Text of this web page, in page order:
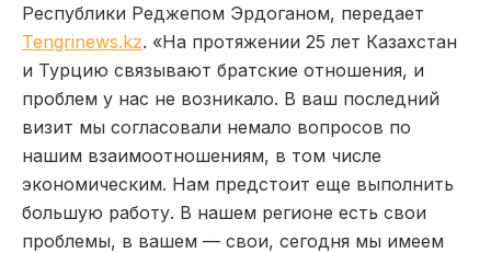
Республики Реджепом Эрдоганом, передает
Tengrinews.kz. «На протяжении 25 лет Казахстан
и Турцию связывают братские отношения, и
проблем у нас не возникало. В ваш последний
визит мы согласовали немало вопросов по
нашим взаимоотношениям, в том числе
экономическим. Нам предстоит еще выполнить
большую работу. В нашем регионе есть свои
проблемы, в вашем — свои, сегодня мы имеем